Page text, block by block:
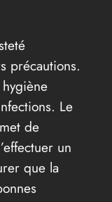
précautions.
Le
de
un
que la